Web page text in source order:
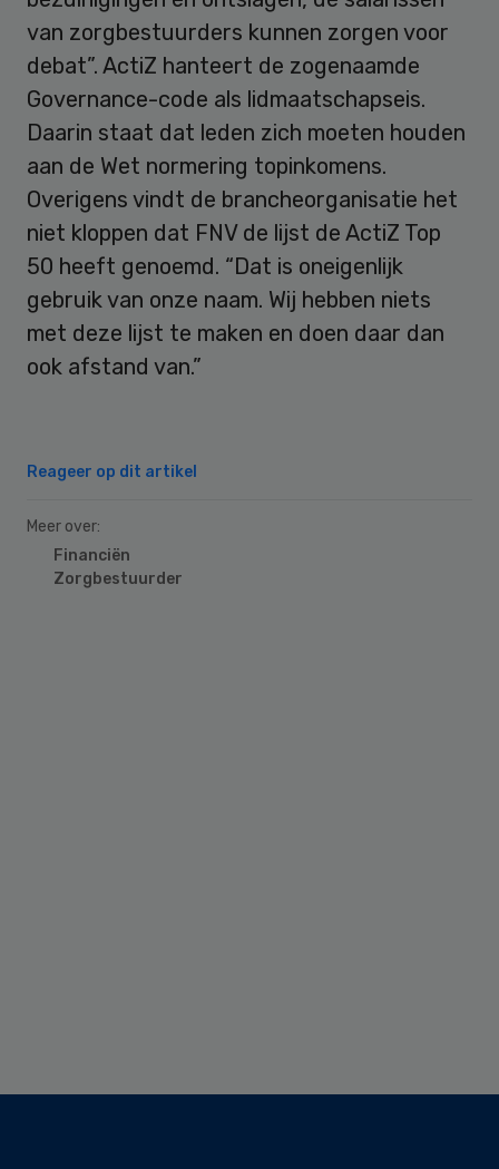
van zorgbestuurders kunnen zorgen voor
debat”. ActiZ hanteert de zogenaamde
Governance-code als lidmaatschapseis.
Daarin staat dat leden zich moeten houden
aan de Wet normering topinkomens.
Overigens vindt de brancheorganisatie het
niet kloppen dat FNV de lijst de ActiZ Top
50 heeft genoemd. “Dat is oneigenlijk
gebruik van onze naam. Wij hebben niets
met deze lijst te maken en doen daar dan
ook afstand van.”
Reageer op dit artikel
Meer over:
Financiën
Zorgbestuurder